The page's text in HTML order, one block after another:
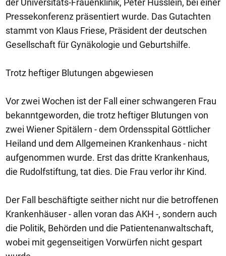
der Universitäts-Frauenklinik, Peter Husslein, bei einer
Pressekonferenz präsentiert wurde. Das Gutachten
stammt von Klaus Friese, Präsident der deutschen
Gesellschaft für Gynäkologie und Geburtshilfe.
Trotz heftiger Blutungen abgewiesen
Vor zwei Wochen ist der Fall einer schwangeren Frau
bekanntgeworden, die trotz heftiger Blutungen von
zwei Wiener Spitälern - dem Ordensspital Göttlicher
Heiland und dem Allgemeinen Krankenhaus - nicht
aufgenommen wurde. Erst das dritte Krankenhaus,
die Rudolfstiftung, tat dies. Die Frau verlor ihr Kind.
Der Fall beschäftigte seither nicht nur die betroffenen
Krankenhäuser - allen voran das AKH -, sondern auch
die Politik, Behörden und die Patientenanwaltschaft,
wobei mit gegenseitigen Vorwürfen nicht gespart